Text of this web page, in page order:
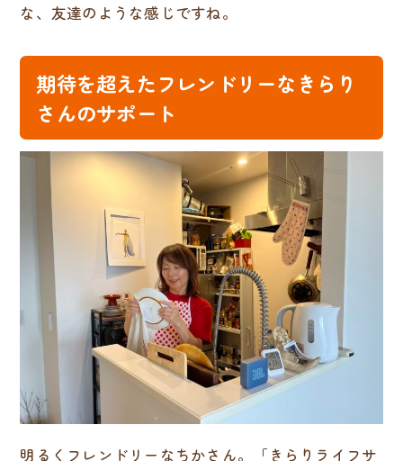
な、友達のような感じですね。
期待を超えたフレンドリーなきらり
さんのサポート
明るくフレンドリーなちかさん。「きらりライフサ